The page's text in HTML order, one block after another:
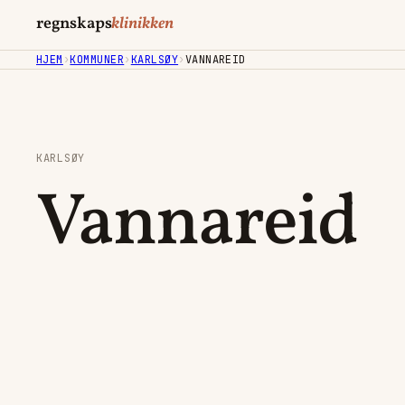
regnskapsklinikken
HJEM ›KOMMUNER›KARLSØY›VANNAREID
KARLSØY
Vannareid